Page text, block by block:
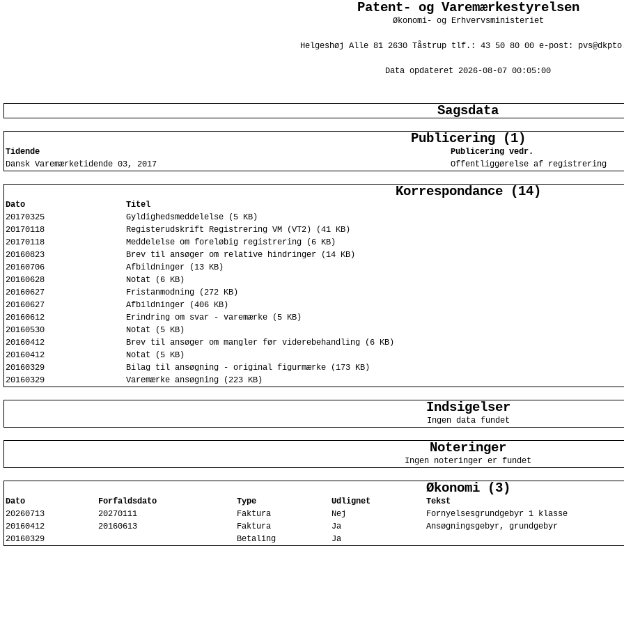
Patent- og Varemærkestyrelsen
Økonomi- og Erhvervsministeriet
Helgeshøj Alle 81 2630 Tåstrup tlf.: 43 50 80 00 e-post:
Data opdateret 2026-08-07 00:05:00
Sagsdata
Publicering (1)
Tidende
Publicering vedr.
Dansk Varemærketidende 03, 2017
Offentliggørelse af registrering
Korrespondance (14)
Dato
Titel
20170325
Gyldighedsmeddelelse (5 KB)
20170118
Registerudskrift Registrering VM (VT2) (41 KB)
20170118
Meddelelse om foreløbig registrering (6 KB)
20160823
Brev til ansøger om relative hindringer (14 KB)
20160706
Afbildninger (13 KB)
20160628
Notat (6 KB)
20160627
Fristanmodning (272 KB)
20160627
Afbildninger (406 KB)
20160612
Erindring om svar - varemærke (5 KB)
20160530
Notat (5 KB)
20160412
Brev til ansøger om mangler før viderebehandling (6 KB)
20160412
Notat (5 KB)
20160329
Bilag til ansøgning - original figurmærke (173 KB)
20160329
Varemærke ansøgning (223 KB)
Indsigelser
Ingen data fundet
Noteringer
Ingen noteringer er fundet
Økonomi (3)
Dato Forfaldsdato Type Udlignet
Tekst
20260713
20270111 Faktura Nej
Fornyelsesgrundgebyr 1 klasse
20160412
20160613 Faktura Ja
Ansøgningsgebyr, grundgebyr
20160329
Betaling Ja